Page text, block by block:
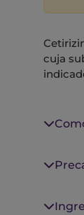
cuja